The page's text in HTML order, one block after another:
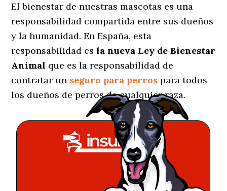
El bienestar de nuestras mascotas es una
responsabilidad compartida entre sus dueños
y la humanidad. En España, esta
responsabilidad esla nueva Ley de Bienestar
Animal que es la responsabilidad de
contratar un seguro para perros para todos
los dueños de perros de cualquier raza.